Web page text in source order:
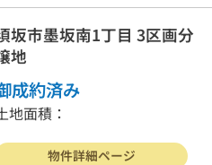
坂市墨坂南1丁目 3区画分
地
成約済み
地面積：
物件詳細ページ